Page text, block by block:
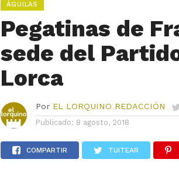
ÁGUILAS
Pegatinas de
sede del
Lorca
Por EL LORQUINO REDACCIÓN
Publicado: 8 agosto, 2018
COMPARTIR TUITEAR